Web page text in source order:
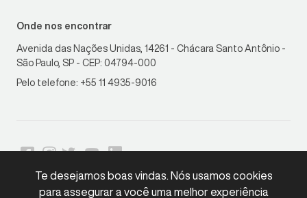
Te desejamos boas vindas. Nós usamos cookies
para assegurar a você uma melhor experiência
Onde nos encontrar
Avenida das Nações Unidas, 14261 - Chácara Santo Antônio -
São Paulo, SP - CEP: 04794-000
Pelo telefone: +55 11 4935-9016
LGPDCompliant•Copyright © 2026 Creditas. Todos os